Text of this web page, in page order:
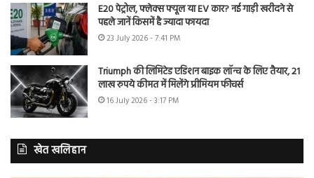
E20 पेट्रोल, फ्लेक्स फ्यूल या EV कार? नई गाड़ी खरीदने से
पहले जानें किसमें है ज्यादा फायदा
23 July 2026 - 7:41 PM
Triumph की लिमिटेड एडिशन बाइक लॉन्च के लिए तैयार, 21
लाख रुपये कीमत में मिलेंगे प्रीमियम फीचर्स
16 July 2026 - 3:17 PM
खेत खलिहान